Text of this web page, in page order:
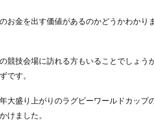
お金を出す価値があるのかどうかわかり
技会場に訪れる方もいることでしょうが
です。
大盛り上がりのラグビーワールドカップ
けました。